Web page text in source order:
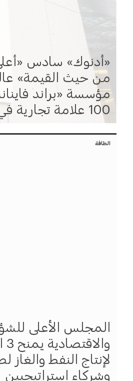
«أدنوك» سادس
من حيث القيمة»
مؤسسة «براند
100 علامة تجارية في قطاع الطاقة
الطاقة
المجلس الأعلى
لإنتاج النفط والغاز
وشركاء استراتيجيين